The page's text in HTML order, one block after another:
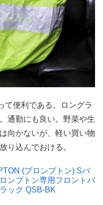
て便利である。ロングラ
通勤にも良い。野菜や生
向かないが、軽い買い物
り込んでおける。
(ブロンプトン) Sバ
ンプトン専用フロントバ
ック QSB-BK